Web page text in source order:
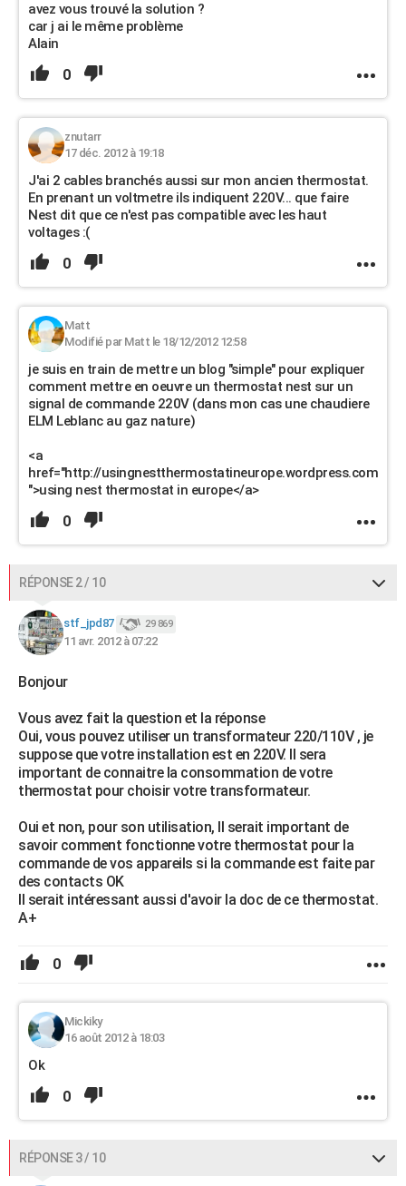
avez vous trouvé la solution ?
car j ai le même problème
Alain
0
znutarr
17 déc. 2012 à 19:18
J'ai 2 cables branchés aussi sur mon ancien thermostat.
En prenant un voltmetre ils indiquent 220V... que faire
Nest dit que ce n'est pas compatible avec les haut
voltages :(
0
Matt
Modifié par Matt le 18/12/2012 12:58
je suis en train de mettre un blog "simple" pour expliquer
comment mettre en oeuvre un thermostat nest sur un
signal de commande 220V (dans mon cas une chaudiere
ELM Leblanc au gaz nature)
<a
href="http://usingnestthermostatineurope.wordpress.com
">using nest thermostat in europe</a>
0
RÉPONSE 2 / 10
stf_jpd87 29 869
11 avr. 2012 à 07:22
Bonjour
Vous avez fait la question et la réponse
Oui, vous pouvez utiliser un transformateur 220/110V , je
suppose que votre installation est en 220V. Il sera
important de connaitre la consommation de votre
thermostat pour choisir votre transformateur.
Oui et non, pour son utilisation, Il serait important de
savoir comment fonctionne votre thermostat pour la
commande de vos appareils si la commande est faite par
des contacts OK
Il serait intéressant aussi d'avoir la doc de ce thermostat.
A+
0
Mickiky
16 août 2012 à 18:03
Ok
0
RÉPONSE 3 / 10